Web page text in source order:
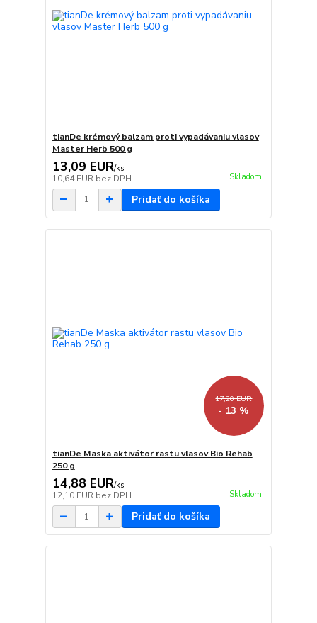
tianDe krémový balzam proti vypadávaniu vlasov
Master Herb 500 g
13,09 EUR/ks
10,64 EUR bez DPH Skladom
Pridať do košíka
17,20 EUR
- 13 %
tianDe Maska aktivátor rastu vlasov Bio Rehab
250 g
14,88 EUR/ks
12,10 EUR bez DPH Skladom
Pridať do košíka